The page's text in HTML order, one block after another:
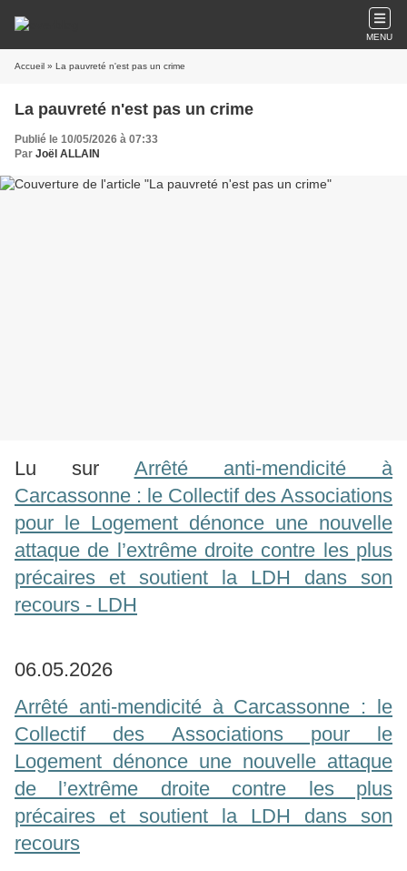
MENU
Accueil » La pauvreté n'est pas un crime
La pauvreté n'est pas un crime
Publié le 10/05/2026 à 07:33
Par Joël ALLAIN
Lu sur Arrêté anti-mendicité à
Carcassonne : le Collectif des Associations
pour le Logement dénonce une nouvelle
attaque de l’extrême droite contre les plus
précaires et soutient la LDH dans son
recours - LDH
06.05.2026
Arrêté anti-mendicité à Carcassonne : le
Collectif des Associations pour le
Logement dénonce une nouvelle attaque
de l’extrême droite contre les plus
précaires et soutient la LDH dans son
recours